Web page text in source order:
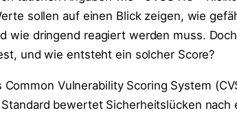
sollen auf einen Blick zeigen, wie
wie dringend reagiert werden muss.
und wie entsteht ein solcher Score?
Common Vulnerability Scoring System
bewertet Sicherheitslücken nach